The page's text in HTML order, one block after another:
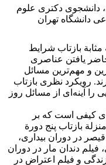
دانشجوی دکتری علوم
دانشگاه تهران
بازتاب شرایط
یافتن عناصری
و مهم‌ترین مسائل
رویکرد نظری بازتاب
را آینه‌ای از مسائل روز
کیفی است که بر
بازتاب پنج دورة
در دوران بیداری،
دندان مار در دوران
و فیلم اعتراض در